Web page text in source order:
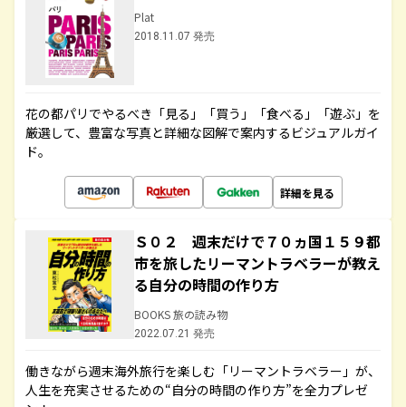
Plat
2018.11.07 発売
花の都パリでやるべき「見る」「買う」「食べる」「遊ぶ」を
厳選して、豊富な写真と詳細な図解で案内するビジュアルガイ
ド。
詳細を見る
Ｓ０２ 週末だけで７０ヵ国１５９都
市を旅したリーマントラベラーが教え
る自分の時間の作り方
BOOKS 旅の読み物
2022.07.21 発売
働きながら週末海外旅行を楽しむ「リーマントラベラー」が、
人生を充実させるための“自分の時間の作り方”を全力プレゼ